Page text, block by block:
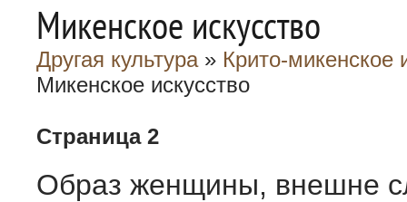
Микенское искусство
Другая культура» Крито-микенское
Микенское искусство
Страница 2
Образ женщины, внешне